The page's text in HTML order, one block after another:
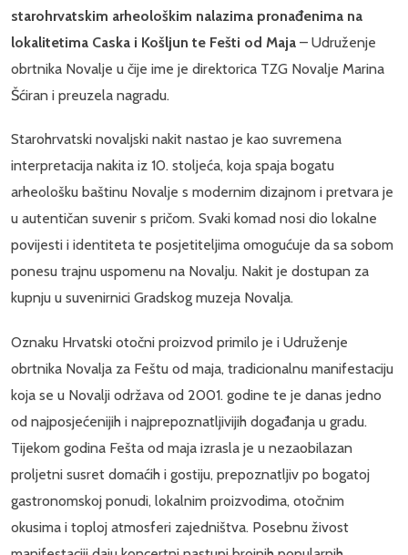
starohrvatskim arheološkim nalazima pronađenima na
lokalitetima Caska i Košljun te Fešti od Maja – Udruženje
obrtnika Novalje u čije ime je direktorica TZG Novalje Marina
Šćiran i preuzela nagradu.
Starohrvatski novaljski nakit nastao je kao suvremena
interpretacija nakita iz 10. stoljeća, koja spaja bogatu
arheološku baštinu Novalje s modernim dizajnom i pretvara je
u autentičan suvenir s pričom. Svaki komad nosi dio lokalne
povijesti i identiteta te posjetiteljima omogućuje da sa sobom
ponesu trajnu uspomenu na Novalju. Nakit je dostupan za
kupnju u suvenirnici Gradskog muzeja Novalja.
Oznaku Hrvatski otočni proizvod primilo je i Udruženje
obrtnika Novalja za Feštu od maja, tradicionalnu manifestaciju
koja se u Novalji održava od 2001. godine te je danas jedno
od najposjećenijih i najprepoznatljivijih događanja u gradu.
Tijekom godina Fešta od maja izrasla je u nezaobilazan
proljetni susret domaćih i gostiju, prepoznatljiv po bogatoj
gastronomskoj ponudi, lokalnim proizvodima, otočnim
okusima i toploj atmosferi zajedništva. Posebnu živost